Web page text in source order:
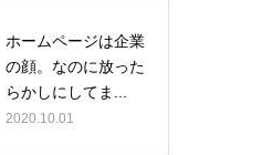
ホームページは企業
の顔。なのに放った
らかしにしてま...
2020.10.01